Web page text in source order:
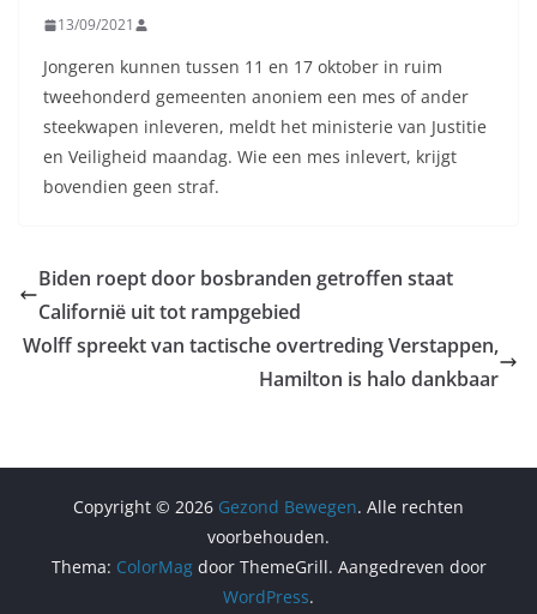
13/09/2021
Jongeren kunnen tussen 11 en 17 oktober in ruim
tweehonderd gemeenten anoniem een mes of ander
steekwapen inleveren, meldt het ministerie van Justitie
en Veiligheid maandag. Wie een mes inlevert, krijgt
bovendien geen straf.
Biden roept door bosbranden getroffen staat
Californië uit tot rampgebied
Wolff spreekt van tactische overtreding Verstappen,
Hamilton is halo dankbaar
Copyright © 2026 Gezond Bewegen. Alle rechten
voorbehouden.
Thema: ColorMagdoor ThemeGrill. Aangedreven door
WordPress.